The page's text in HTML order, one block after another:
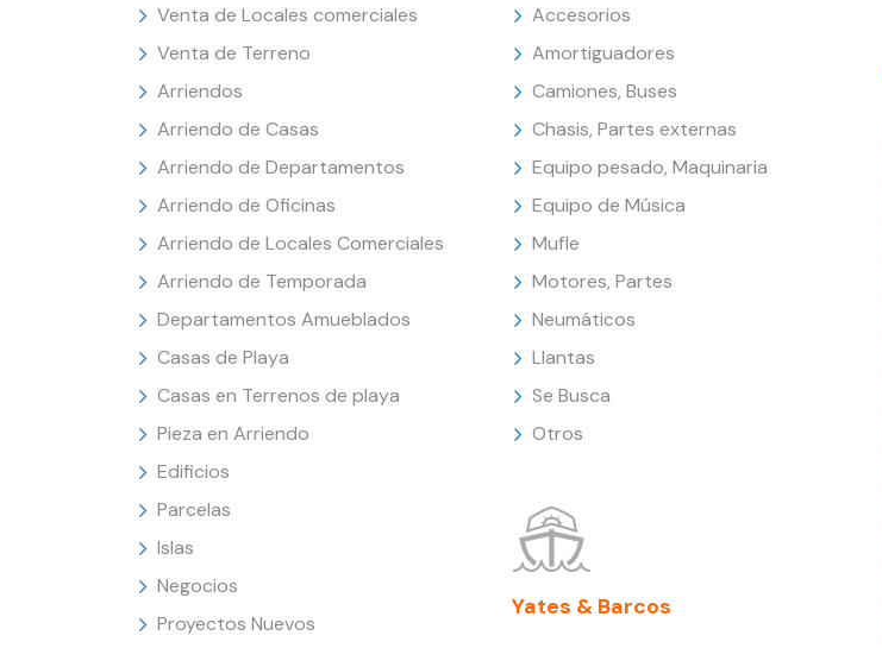
Venta de Locales comerciales
Venta de Terreno
Arriendos
Arriendo de Casas
Arriendo de Departamentos
Arriendo de Oficinas
Arriendo de Locales Comerciales
Arriendo de Temporada
Departamentos Amueblados
Casas de Playa
Casas en Terrenos de playa
Pieza en Arriendo
Edificios
Parcelas
Islas
Negocios
Proyectos Nuevos
Accesorios
Amortiguadores
Camiones, Buses
Chasis, Partes externas
Equipo pesado, Maquinaria
Equipo de Música
Mufle
Motores, Partes
Neumáticos
Llantas
Se Busca
Otros
Yates & Barcos